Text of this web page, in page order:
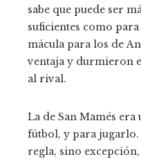
sabe que puede ser
suficientes como
mácula para los de
ventaja y durmieron
al rival.
La de San Mamés
fútbol, y para jugarlo.
regla, sino excepción,